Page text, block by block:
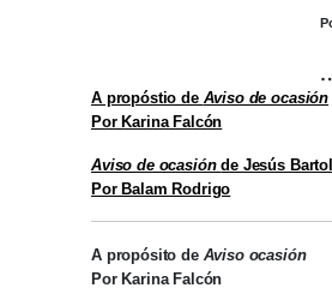
A propóstio de Aviso de ocasión
Por Karina Falcón
Aviso de ocasiónde Jesús
Por Balam Rodrigo
A propósito de Aviso ocasión
Por Karina Falcón